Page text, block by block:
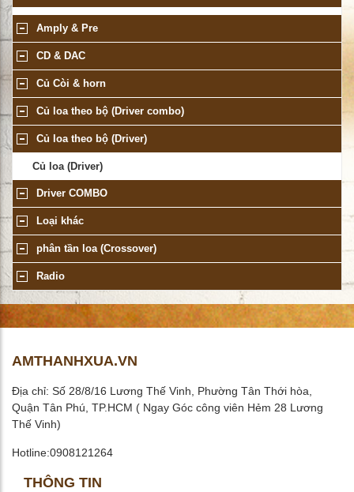
Amply & Pre
CD & DAC
Củ Còi & horn
Củ loa theo bộ (Driver combo)
Củ loa theo bộ (Driver)
Củ loa (Driver)
Driver COMBO
Loại khác
phân tần loa (Crossover)
Radio
AMTHANHXUA.VN
Địa chỉ: Số 28/8/16 Lương Thế Vinh, Phường Tân Thới hòa,
Quận Tân Phú, TP.HCM ( Ngay Góc công viên Hẻm 28 Lương
Thế Vinh)
Hotline:0908121264
THÔNG TIN